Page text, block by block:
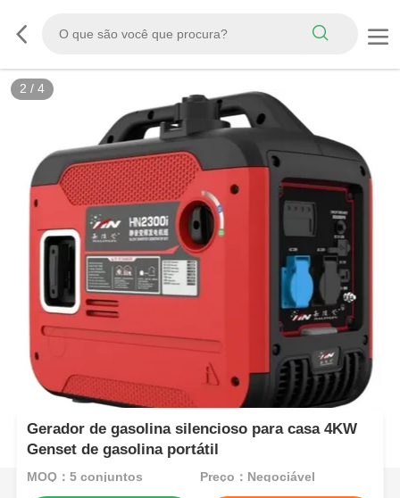
2 / 4
Gerador de gasolina silencioso para casa 4KW
Genset de gasolina portátil
MOQ：5 conjuntos Preço：Negociável